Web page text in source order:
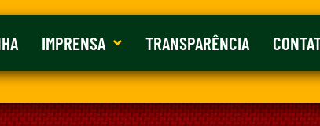
IMPRENSA TRANSPARÊNCIA